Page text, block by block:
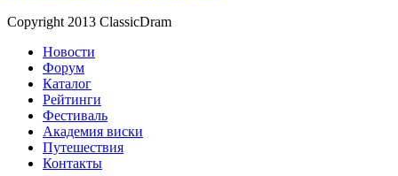
Copyright 2013 ClassicDram
Новости
Форум
Каталог
Рейтинги
Фестиваль
Академия виски
Путешествия
Контакты